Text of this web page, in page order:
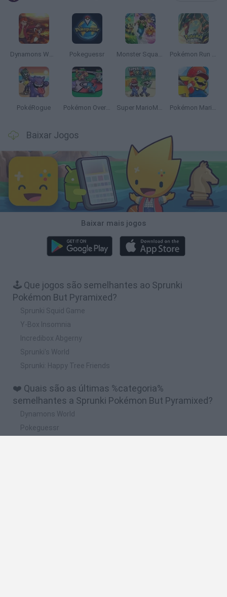
Dynamons World Pokeguessr Monster Squad Rush Pokémon Run & Bun
PokéRogue Pokémon Overlord Super MarioMon Pokémon Mario Red
Baixar Jogos
Baixar mais jogos
🕹️ Que jogos são semelhantes ao Sprunki
Pokémon But Pyramixed?
Sprunki Squid Game
Y-Box Insomnia
Incredibox Abgerny
Sprunki's World
Sprunki: Happy Tree Friends
❤️ Quais são as últimas %categoria%
semelhantes a Sprunki Pokémon But Pyramixed?
Dynamons World
Pokeguessr